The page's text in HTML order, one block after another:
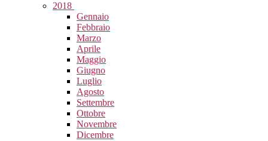
2018
Gennaio
Febbraio
Marzo
Aprile
Maggio
Giugno
Luglio
Agosto
Settembre
Ottobre
Novembre
Dicembre